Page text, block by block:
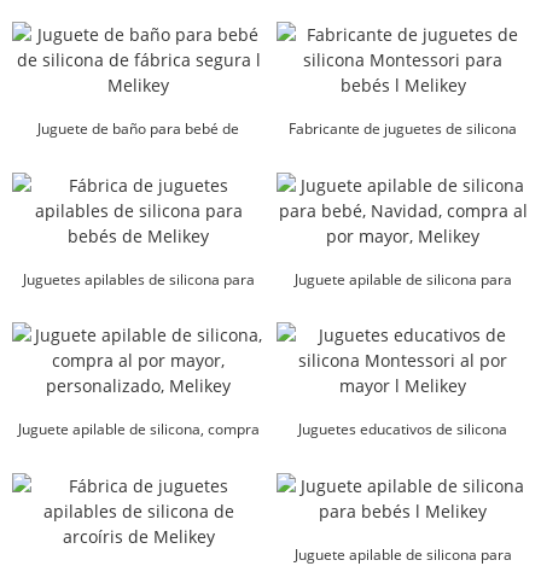
Juguete de baño para bebé de
Fabricante de juguetes de silicona
Juguetes apilables de silicona para
Juguete apilable de silicona para
...
Juguete apilable de silicona, compra
Juguetes educativos de silicona
Juguete apilable de silicona para